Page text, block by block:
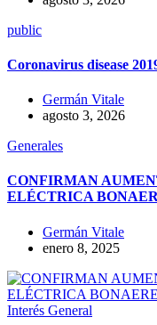
public
Coronavirus disease
Germán Vitale
agosto 3, 2026
Generales
CONFIRMAN
ELÉCTRICA
Germán Vitale
enero 8, 2025
Interés General